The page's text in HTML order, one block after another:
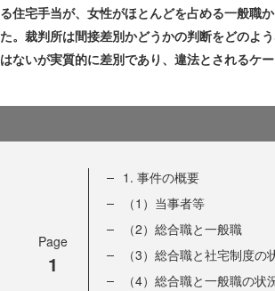
る住宅手当が、女性がほとんどを占める一般職
た。裁判所は間接差別かどうかの判断をどのよ
はないが実質的に差別であり、違法とされるケ
Page
1
1. 事件の概要
（1）当事者等
（2）総合職と一般職
（3）総合職と社宅制度の
（4）総合職と一般職の状